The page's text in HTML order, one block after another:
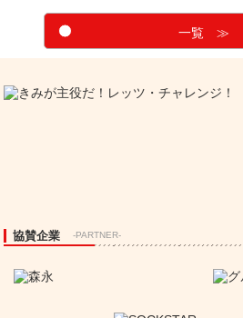
一覧 ≫
協賛企業 -PARTNER-